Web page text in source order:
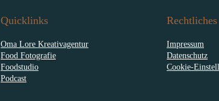
Quicklinks
Oma Lore Kreativagentur
Food Fotografie
Foodstudio
Podcast
Rechtliches
Impressum
Datenschutz
Cookie-